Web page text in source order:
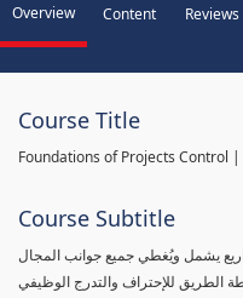
Overview Content Reviews
Course Title
Course Subtitle
يشمل ويُغطي جميع جوانب المجال
الطريق للإحتراف والتدرج الوظيفي